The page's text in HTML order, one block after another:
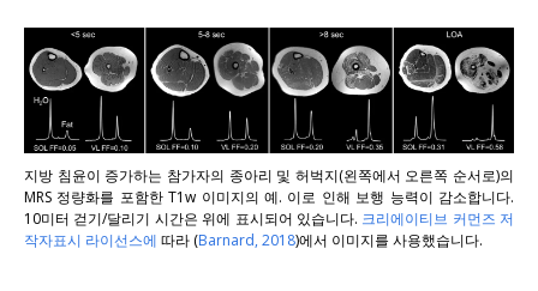
지방 침윤이 증가하는 참가자의 종아리 및 허벅지(왼쪽에서 오른쪽 순서로)의
MRS 정량화를 포함한 T1w 이미지의 예. 이로 인해 보행 능력이 감소합니다.
10미터 걷기/달리기 시간은 위에 표시되어 있습니다. 크리에이티브 커먼즈 저
작자표시 라이선스에 따라 (Barnard, 2018)에서 이미지를 사용했습니다.